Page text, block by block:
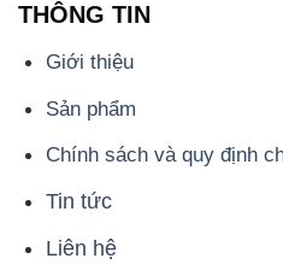
Chính sách và quy định
Tin tức
Liên hệ
📞
PHÒNG KINH DOANH
ĐẮC TRƯỜNG PHÁT